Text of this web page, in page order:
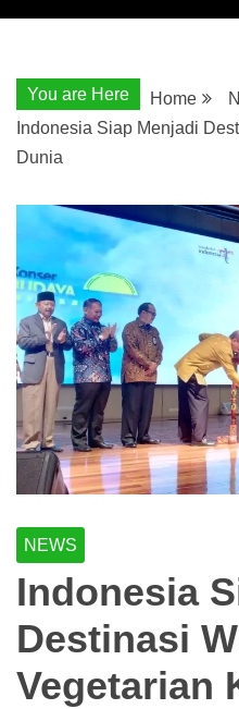
You are Here Home
Indonesia Siap Menjadi
Dunia
NEWS
Indonesia
Destinasi
Vegetarian